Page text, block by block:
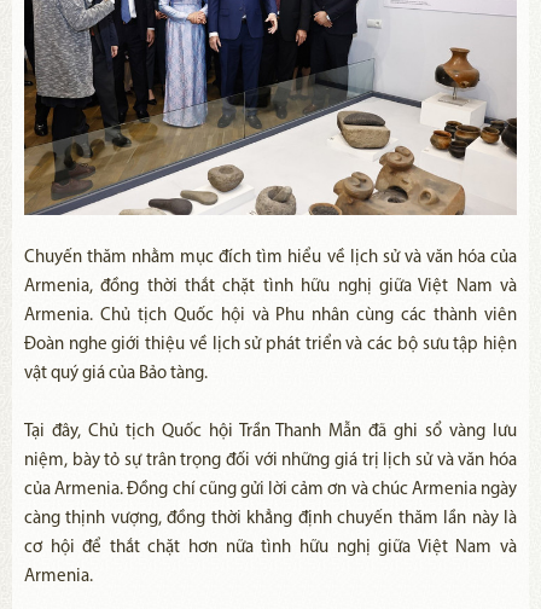
Chuyến thăm nhằm mục đích tìm hiểu về lịch sử và văn hóa của
Armenia, đồng thời thắt chặt tình hữu nghị giữa Việt Nam và
Armenia. Chủ tịch Quốc hội và Phu nhân cùng các thành viên
Đoàn nghe giới thiệu về lịch sử phát triển và các bộ sưu tập hiện
vật quý giá của Bảo tàng.
Tại đây, Chủ tịch Quốc hội Trần Thanh Mẫn đã ghi sổ vàng lưu
niệm, bày tỏ sự trân trọng đối với những giá trị lịch sử và văn hóa
của Armenia. Đồng chí cũng gửi lời cảm ơn và chúc Armenia ngày
càng thịnh vượng, đồng thời khẳng định chuyến thăm lần này là
cơ hội để thắt chặt hơn nữa tình hữu nghị giữa Việt Nam và
Armenia.